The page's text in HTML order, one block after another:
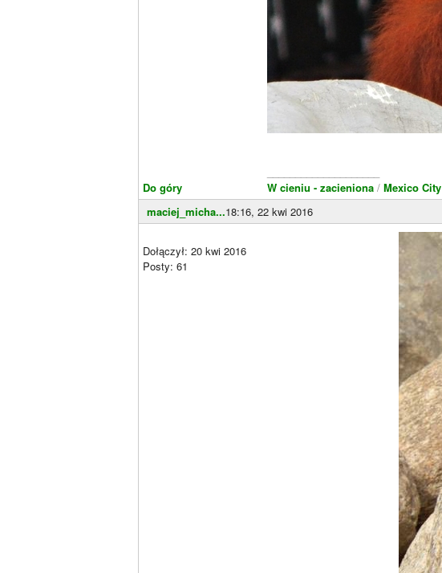
Do góry
W cieniu - zacieniona / Mexico City
maciej_micha...18:16, 22 kwi 2016
Dołączył: 20 kwi 2016
Posty: 61